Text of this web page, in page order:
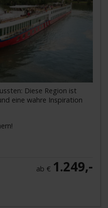
Diese Region ist
eine wahre Inspiration
ab € 1.249,-